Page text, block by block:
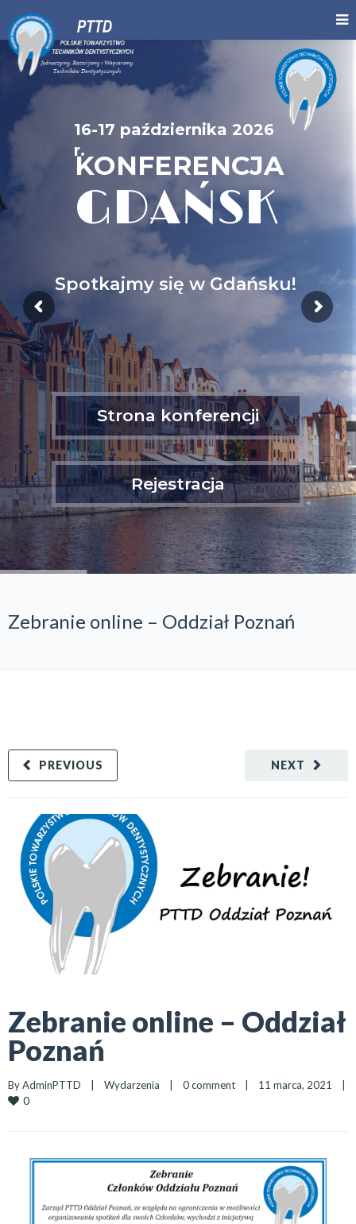
KONFERENCJA
GDAŃSK
16-17 października 2026
r.
Spotkajmy się w Gdańsku!
Strona konferencji
Rejestracja
Zebranie online – Oddział Poznań
NEXT
PREVIOUS
Zebranie online – Oddział
Poznań
By AdminPTTD | Wydarzenia | 0 comment | 11 marca, 2021 |
0